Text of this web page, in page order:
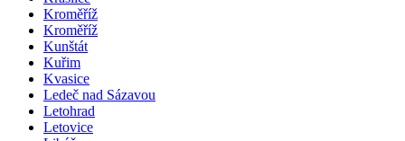
Kroměříž
Kroměříž
Kunštát
Kuřim
Kvasice
Ledeč nad Sázavou
Letohrad
Letovice